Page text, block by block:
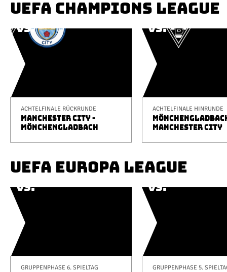
UEFA CHAMPIONS LEAGUE
ACHTELFINALE RÜCKRUNDE
MANCHESTER CITY -
MÖNCHENGLADBACH
ACHTELFINALE HINRUNDE
MANCHESTER CITY
UEFA EUROPA LEAGUE
GRUPPENPHASE 6. SPIELTAG GRUPPENPHASE 5.